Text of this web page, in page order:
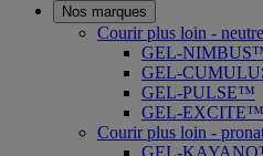
Nos marques
Courir plus loin - neutre
GEL-
GEL-
GEL-PULSE™
GEL-EXCITE™
Courir plus loin -
GEL-